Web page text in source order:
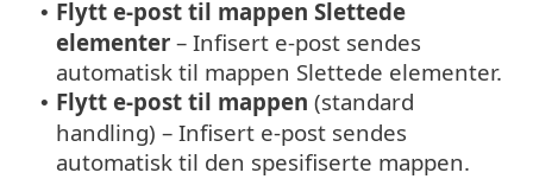
• Flytt e-post til mappen Slettede
elementer – Infisert e-post sendes
automatisk til mappen Slettede elementer.
• Flytt e-post til mappen (standard
handling) – Infisert e-post sendes
automatisk til den spesifiserte mappen.